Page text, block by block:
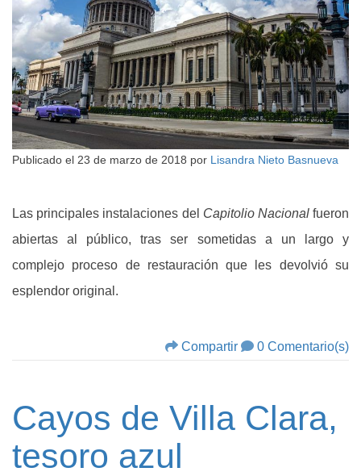
Publicado el 23 de marzo de 2018 por Lisandra Nieto Basnueva
Las principales instalaciones del Capitolio Nacionalfueron
abiertas al público, tras ser sometidas a un largo y
complejo proceso de restauración que les devolvió su
esplendor original.
Compartir 0 Comentario(s)
Cayos de Villa Clara,
tesoro azul